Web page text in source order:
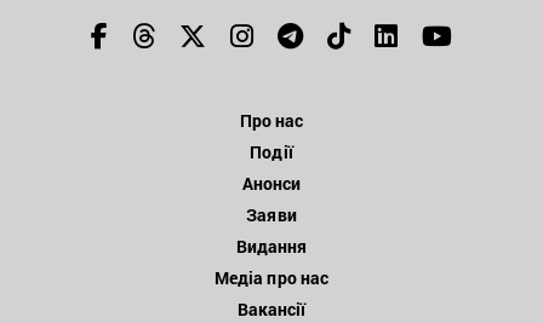
Про нас
Події
Анонси
Заяви
Видання
Медіа про нас
Вакансії